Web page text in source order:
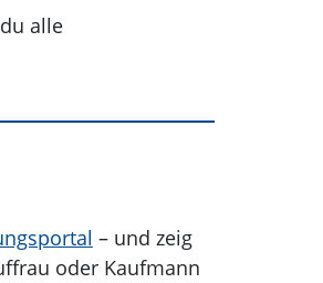
alle
– und zeig
oder Kaufmann